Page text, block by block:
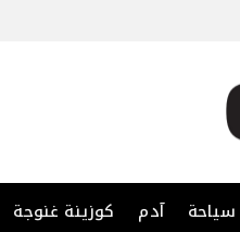
سياحة آدم كوزينة غنوجة